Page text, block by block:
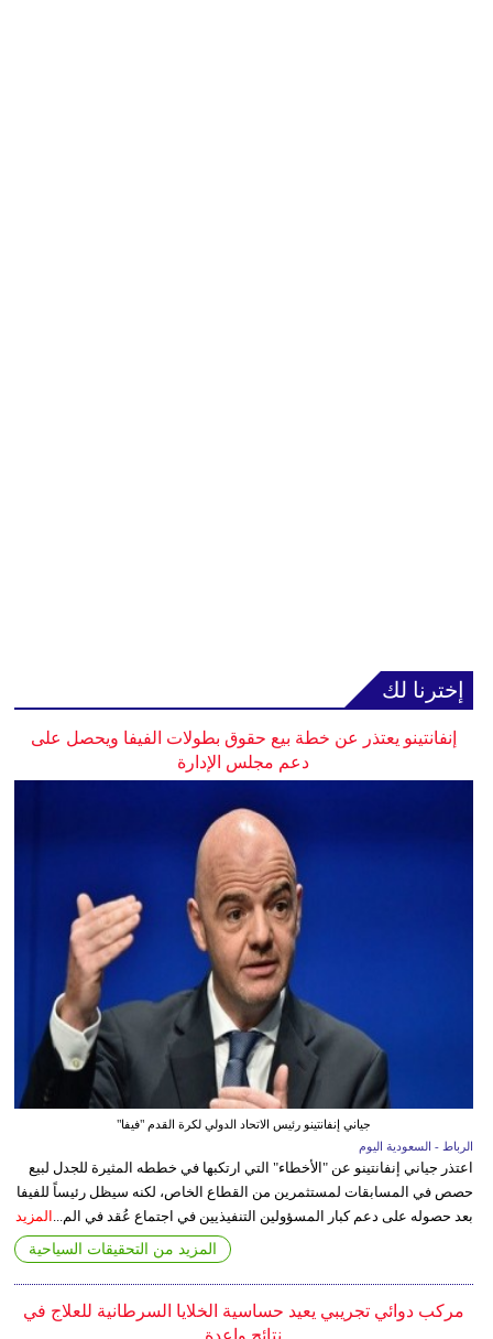
إخترنا لك
إنفانتينو يعتذر عن خطة بيع حقوق بطولات الفيفا ويحصل على
دعم مجلس الإدارة
جياني إنفانتينو رئيس الاتحاد الدولي لكرة القدم "فيفا"
الرباط - السعودية اليوم
اعتذر جياني إنفانتينو عن "الأخطاء" التي ارتكبها في خططه المثيرة للجدل لبيع
حصص في المسابقات لمستثمرين من القطاع الخاص، لكنه سيظل رئيساً للفيفا
بعد حصوله على دعم كبار المسؤولين التنفيذيين في اجتماع عُقد في الم...
المزيد
المزيد من التحقيقات السياحية
مركب دوائي تجريبي يعيد حساسية الخلايا السرطانية للعلاج في
نتائج واعدة